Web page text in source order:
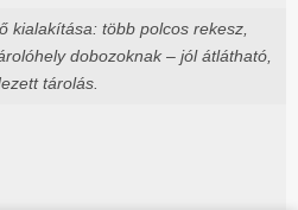
kialakítása: több polcos rekesz,
dobozoknak – jól átlátható,
tárolás.